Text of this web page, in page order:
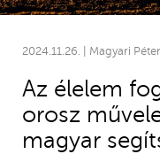
2024.11.26. | Magyari Péter
Az élelem
orosz
magyar